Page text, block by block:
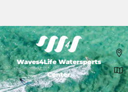
Waves4Life Watersports
Center